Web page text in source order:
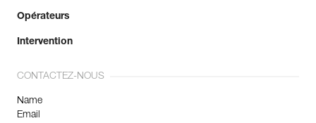
Opérateurs
Intervention
CONTACTEZ-NOUS
Name
Email